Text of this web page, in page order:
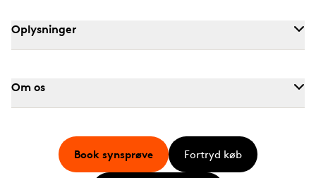
Oplysninger
Om os
Book synsprøve Fortryd køb